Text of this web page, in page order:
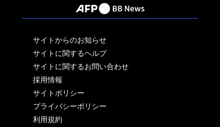
サイトからのお知らせ
サイトに関するヘルプ
サイトに関するお問い合わせ
採用情報
サイトポリシー
プライバシーポリシー
利用規約